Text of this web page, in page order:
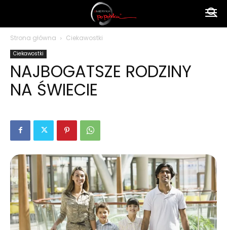
Strona główna Ciekawostki
Ciekawostki
NAJBOGATSZE RODZINY
NA ŚWIECIE